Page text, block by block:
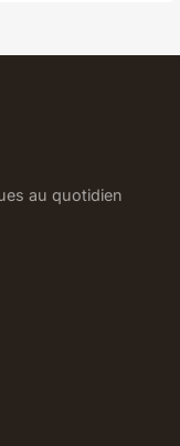
au quotidien